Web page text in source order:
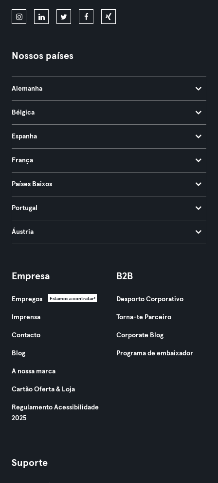
Nossos países
Alemanha
Bélgica
Espanha
França
Países Baixos
Portugal
Áustria
Empresa
Empregos Estamos a contratar!
Imprensa
Contacto
Blog
A nossa marca
Cartão Oferta & Loja
Regulamento Acessibilidade
2025
B2B
Desporto Corporativo
Torna-te Parceiro
Corporate Blog
Programa de embaixador
Suporte